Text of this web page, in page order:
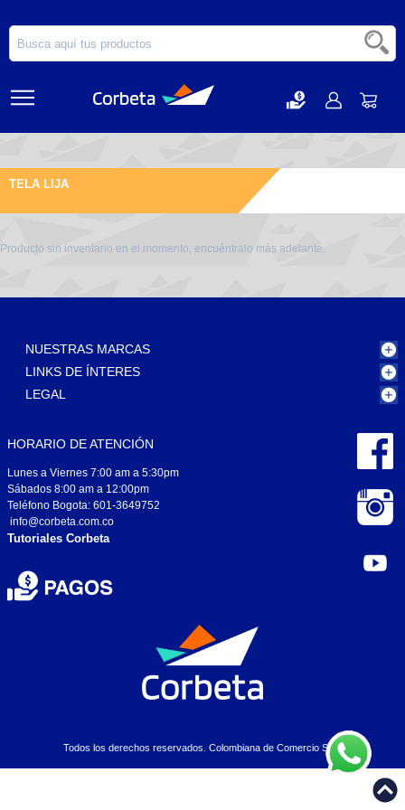
TELA LIJA
Producto sin inventario en el momento, encuéntralo más adelante.
NUESTRAS MARCAS
LINKS DE ÍNTERES
LEGAL
HORARIO DE ATENCIÓN
Lunes a Viernes 7:00 am a 5:30pm
Sábados 8:00 am a 12:00pm
Teléfono Bogota: 601-3649752
info@corbeta.com.co
Tutoriales Corbeta
Todos los derechos reservados. Colombiana de Comercio S.A..